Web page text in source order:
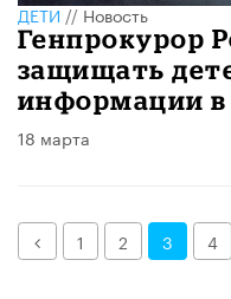
ДЕТИ//Новость
Генпрокурор
защищать
информации в
18 марта
Назад1 2 3 4